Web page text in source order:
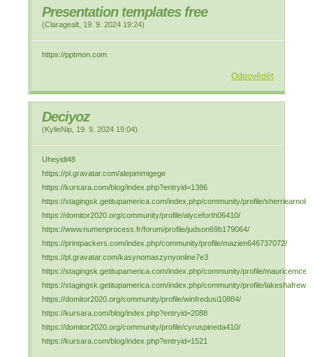
Presentation templates free
(Claragealt 19. 9. 2024 19:24)
https://pptmon.com
Odpovědět
Deciyoz
(KylieNip 19. 9. 2024 19:04)
Uheyidi48
https://pl.gravatar.com/alepimmigege
https://kursara.com/blog/index.php?entryid=1386
https://stagingsk.getitupamerica.com/index.php/community/profile/
https://domitor2020.org/community/profile/alyceforth06410/
https://www.numenprocess.fr/forum/profile/judson69b179064/
https://printpackers.com/index.php/community/profile/mazien646737072/
https://pl.gravatar.com/kasynomaszynyonline7e3
https://stagingsk.getitupamerica.com/index.php/community/profile/
https://stagingsk.getitupamerica.com/index.php/community/profile/
https://domitor2020.org/community/profile/winfredusi10884/
https://kursara.com/blog/index.php?entryid=2088
https://domitor2020.org/community/profile/cyruspineda410/
https://kursara.com/blog/index.php?entryid=1521